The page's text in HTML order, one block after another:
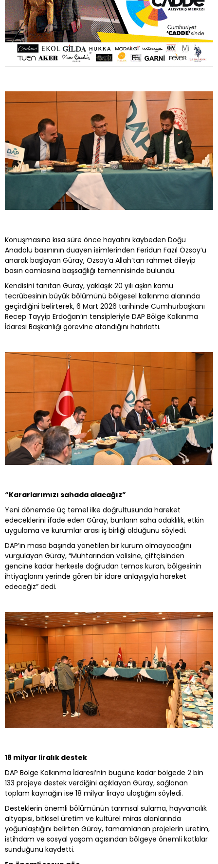
Konuşmasına kısa süre önce hayatını kaybeden Doğu
Anadolu basınının duayen isimlerinden Feridun Fazıl Özsoy’u
anarak başlayan Güray, Özsoy’a Allah’tan rahmet dileyip
basın camiasına başsağlığı temennisinde bulundu.
Kendisini tanıtan Güray, yaklaşık 20 yılı aşkın kamu
tecrübesinin büyük bölümünü bölgesel kalkınma alanında
geçirdiğini belirterek, 6 Mart 2026 tarihinde Cumhurbaşkanı
Recep Tayyip Erdoğan’ın tensipleriyle DAP Bölge Kalkınma
İdaresi Başkanlığı görevine atandığını hatırlattı.
“Kararlarımızı sahada alacağız”
Yeni dönemde üç temel ilke doğrultusunda hareket
edeceklerini ifade eden Güray, bunların saha odaklılık, etkin
uygulama ve kurumlar arası iş birliği olduğunu söyledi.
DAP’ın masa başında yönetilen bir kurum olmayacağını
vurgulayan Güray, “Muhtarından valisine, çiftçisinden
gencine kadar herkesle doğrudan temas kuran, bölgesinin
ihtiyaçlarını yerinde gören bir idare anlayışıyla hareket
edeceğiz” dedi.
18 milyar liralık destek
DAP Bölge Kalkınma İdaresi’nin bugüne kadar bölgede 2 bin
133 projeye destek verdiğini açıklayan Güray, sağlanan
toplam kaynağın ise 18 milyar liraya ulaştığını söyledi.
Desteklerin önemli bölümünün tarımsal sulama, hayvancılık
altyapısı, bitkisel üretim ve kültürel miras alanlarında
yoğunlaştığını belirten Güray, tamamlanan projelerin üretim,
istihdam ve sosyal yaşam açısından bölgeye önemli katkılar
sunduğunu kaydetti.